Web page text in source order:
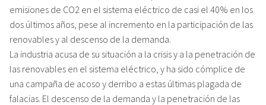
emisiones de CO2 en el sistema eléctrico de casi el 40% en los
dos últimos años, pese al incremento en la participación de las
renovables y al descenso de la demanda.
La industria acusa de su situación a la crisis y a la penetración de
las renovables en el sistema eléctrico, y ha sido cómplice de
una campaña de acoso y derribo a estas últimas plagada de
falacias. El descenso de la demanda y la penetración de las